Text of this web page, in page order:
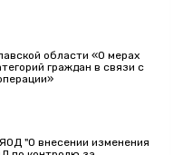
области «О мерах
граждан в связи с
"О внесении изменения